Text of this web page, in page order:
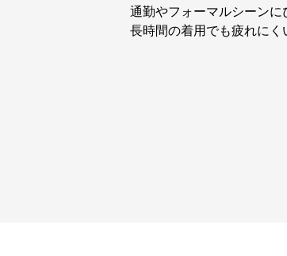
通勤やフォーマルシーンに
長時間の着用でも疲れにく